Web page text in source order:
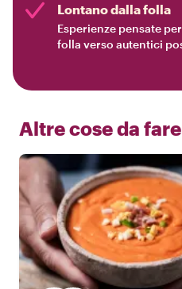
Lontano dalla folla
Esperienze pensate
folla verso autentici
Altre cose da